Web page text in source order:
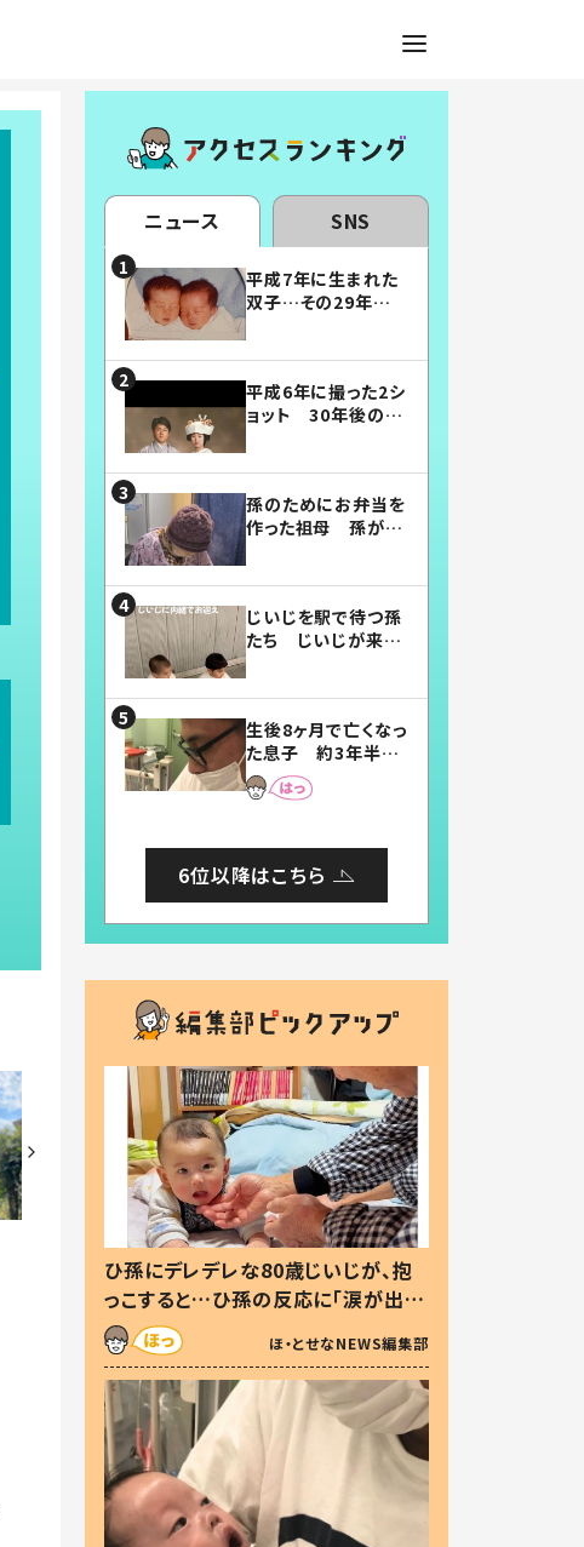
ニュース SNS
平成7年に生まれた
双子…その29年後
平成6年に撮った2シ
ョット 30年後の姿
孫のためにお弁当を
作った祖母 孫が絶
じいじを駅で待つ孫
たち じいじが来た
まらない」「幸せにな
れる」
生後8ヶ月で亡くなっ
た息子 約3年半
後、当時の妻の日記
に書いてあった本音
6位以降はこちら
ひ孫にデレデレな80歳じいじが、抱
っこすると…ひ孫の反応に「涙が出ま
した」「可愛くて仕方ない」
ほ・とせなNEWS編集部